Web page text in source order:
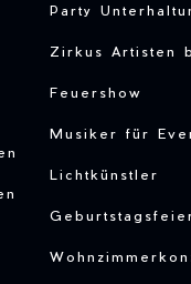
Party
Zirkus Artisten
Feuershow
Musiker für
Lichtkünstler